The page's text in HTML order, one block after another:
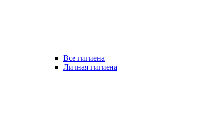
Все гигиена
Личная гигиена